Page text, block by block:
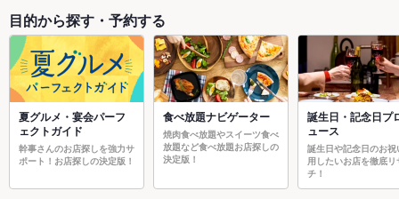
目的から探す・予約する
夏グルメ・宴会パーフ
ェクトガイド
幹事さんのお店探しを強力サ
ポート！お店探しの決定版！
食べ放題ナビゲーター
焼肉食べ放題やスイーツ食べ
放題など食べ放題お店探しの
決定版！
誕生日・記念日プ
ュース
誕生日や記念日のお祝
用したいお店を徹底リ
チ！